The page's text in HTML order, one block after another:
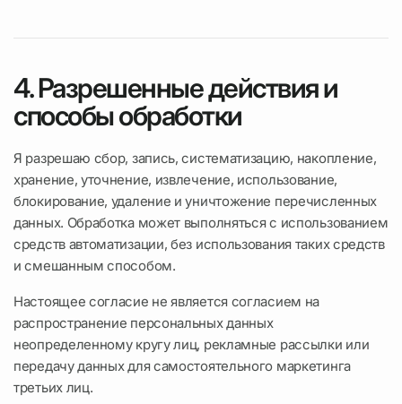
4. Разрешенные действия и
способы обработки
Я разрешаю сбор, запись, систематизацию, накопление,
хранение, уточнение, извлечение, использование,
блокирование, удаление и уничтожение перечисленных
данных. Обработка может выполняться с использованием
средств автоматизации, без использования таких средств
и смешанным способом.
Настоящее согласие не является согласием на
распространение персональных данных
неопределенному кругу лиц, рекламные рассылки или
передачу данных для самостоятельного маркетинга
третьих лиц.